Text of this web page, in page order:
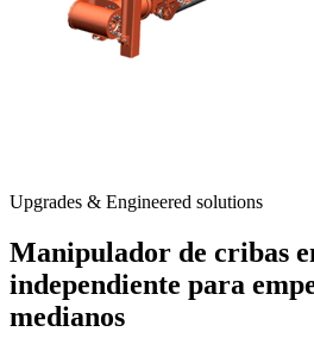
Upgrades & Engineered solutions
Manipulador de cribas
independiente para
medianos